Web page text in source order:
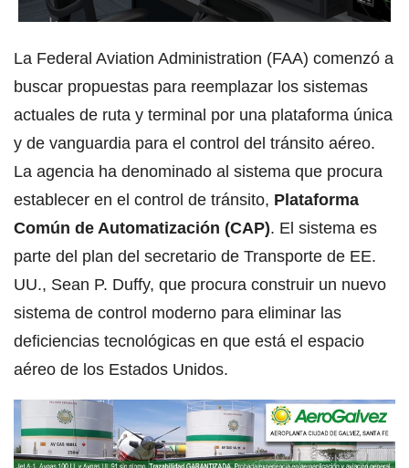
La Federal Aviation Administration (FAA) comenzó a
buscar propuestas para reemplazar los sistemas
actuales de ruta y terminal por una plataforma única
y de vanguardia para el control del tránsito aéreo.
La agencia ha denominado al sistema que procura
establecer en el control de tránsito, Plataforma
Común de Automatización (CAP). El sistema es
parte del plan del secretario de Transporte de EE.
UU., Sean P. Duffy, que procura construir un nuevo
sistema de control moderno para eliminar las
deficiencias tecnológicas en que está el espacio
aéreo de los Estados Unidos.